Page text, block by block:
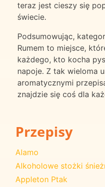
teraz jest cieszy się
świecie.
Podsumowując,
Rumem to miejsce,
każdego, kto kocha
napoje. Z tak wieloma
aromatycznymi
znajdzie się coś dla
Przepisy
Alamo
Alkoholowe stożki
Appleton Ptak